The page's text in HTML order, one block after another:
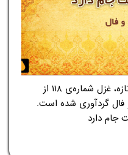
در این بخش از مجله‌ی اینترنتی روز تازه، غزل شماره‌ی ۱۱۸ از
فال گردآوری شده است.